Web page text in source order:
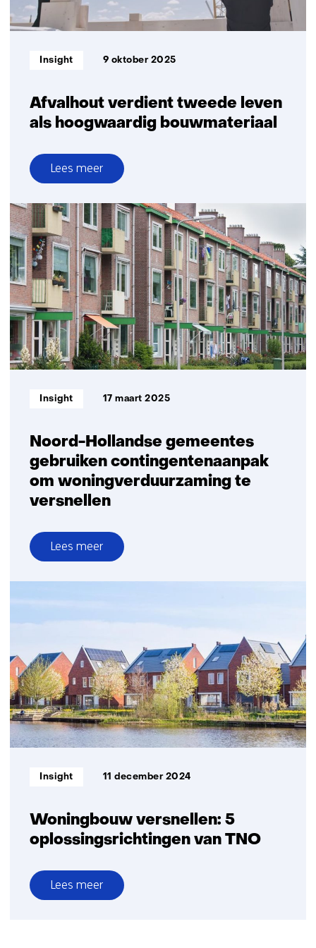
ventilatie
Afvalhout verdient tweede leven
als hoogwaardig bouwmateriaal
Informatietype:
Insight 9 oktober 2025
Lees meer
over
Afvalhout
verdient
tweede
leven
als
hoogwaardig
bouwmateriaal
Noord-Hollandse gemeentes
gebruiken contingentenaanpak
om woningverduurzaming te
versnellen
Informatietype:
Insight 17 maart 2025
Lees meer
over
Noord-
contingentenaanpak
om
woningverduurzaming
te
versnellen
Woningbouw versnellen: 5
oplossingsrichtingen van TNO
Informatietype:
Insight 11 december 2024
Lees meer
over